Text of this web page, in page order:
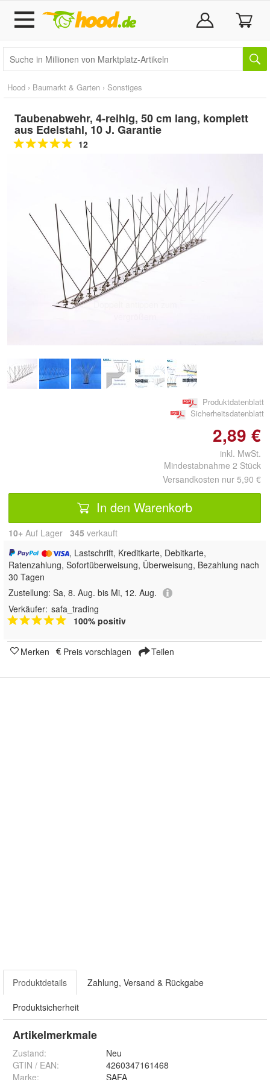
Hood › Baumarkt & Garten › Sonstiges
Taubenabwehr, 4-reihig, 50 cm lang, komplett
aus Edelstahl, 10 J. Garantie
12
Produktdatenblatt
Sicherheitsdatenblatt
2,89 €
inkl. MwSt.
Mindestabnahme 2 Stück
Versandkosten nur 5,90 €
In den Warenkorb
10+ Auf Lager 345 verkauft
, Lastschrift, Kreditkarte, Debitkarte,
Ratenzahlung, Sofortüberweisung, Überweisung, Bezahlung nach
30 Tagen
Zustellung: Sa, 8. Aug. bis Mi, 12. Aug.
Verkäufer: safa_trading
100% positiv
Merken Preis vorschlagen Teilen
Produktdetails Zahlung, Versand & Rückgabe
Produktsicherheit
Artikelmerkmale
Zustand:
Neu
GTIN / EAN:
4260347161468
Marke:
SAFA